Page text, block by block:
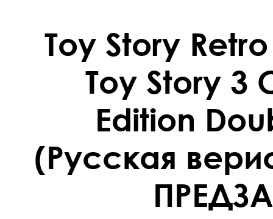
Toy Story
Toy Story 3
Edition
(Русская